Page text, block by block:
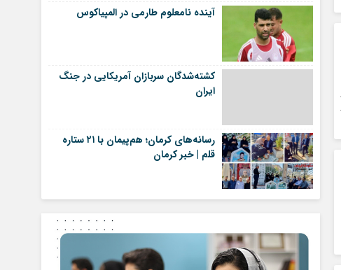
آینده نامعلوم طارمی در المپیاکوس
کشته‌شدگان سربازان آمریکایی در جنگ
ایران
رسانه‌های کرمان؛ هم‌پیمان با ۲۱ ستاره
قلم | خبر کرمان